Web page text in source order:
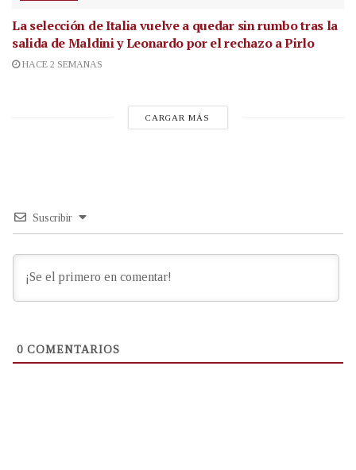
La selección de Italia vuelve a quedar sin rumbo tras la
salida de Maldini y Leonardo por el rechazo a Pirlo
HACE 2 SEMANAS
CARGAR MÁS
Suscribir
0 COMENTARIOS